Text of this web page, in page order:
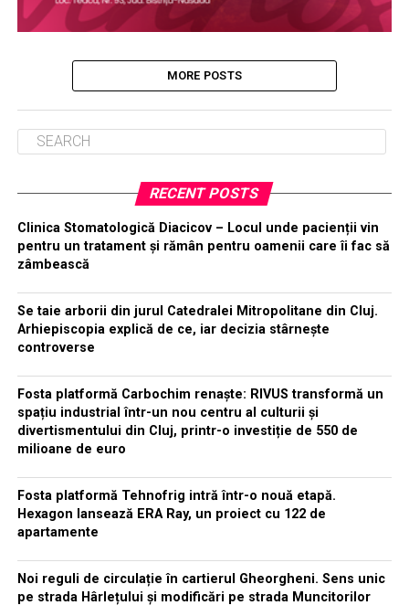
MORE POSTS
RECENT POSTS
Clinica Stomatologică Diacicov – Locul unde pacienții vin
pentru un tratament și rămân pentru oamenii care îi fac să
zâmbească
Se taie arborii din jurul Catedralei Mitropolitane din Cluj.
Arhiepiscopia explică de ce, iar decizia stârnește
controverse
Fosta platformă Carbochim renaște: RIVUS transformă un
spațiu industrial într-un nou centru al culturii și
divertismentului din Cluj, printr-o investiție de 550 de
milioane de euro
Fosta platformă Tehnofrig intră într-o nouă etapă.
Hexagon lansează ERA Ray, un proiect cu 122 de
apartamente
Noi reguli de circulație în cartierul Gheorgheni. Sens unic
pe strada Hârlețului și modificări pe strada Muncitorilor